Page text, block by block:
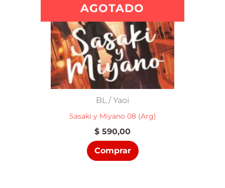
AGOTADO
BL / Yaoi
Sasaki y Miyano 08 (Arg)
$ 590,00
Comprar